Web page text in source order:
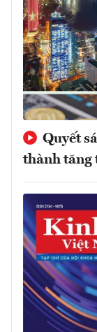
Quyết
thành tăng